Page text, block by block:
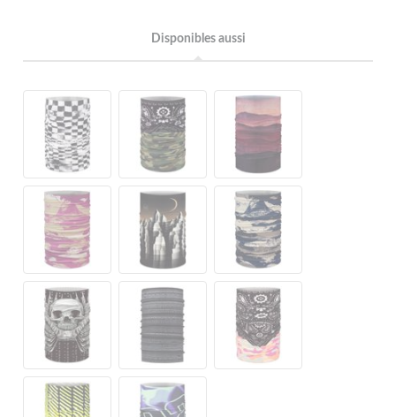
Disponibles aussi